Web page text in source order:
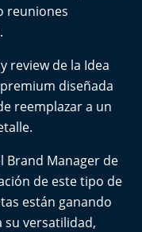
reuniones
review de la Idea
diseñada
reemplazar a un
Brand Manager de
de este tipo de
están ganando
su versatilidad,